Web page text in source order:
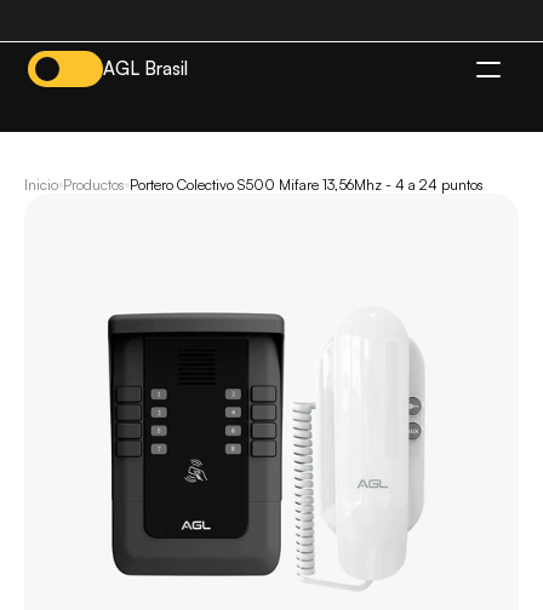
AGL Brasil
Inicio Productos Portero Colectivo S500 Mifare 13,56Mhz - 4 a 24 puntos